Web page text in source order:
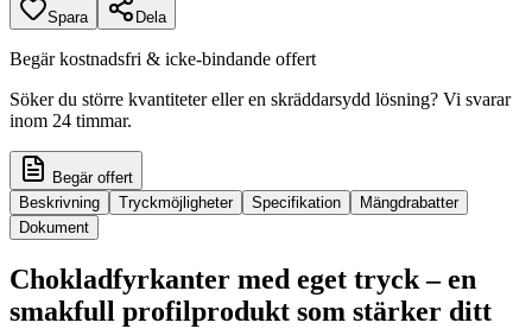
Spara Dela
Begär kostnadsfri & icke-bindande offert
Söker du större kvantiteter eller en skräddarsydd lösning? Vi svarar
inom 24 timmar.
Begär offert
Beskrivning
Tryckmöjligheter Specifikation
Mängdrabatter
Dokument
Chokladfyrkanter med eget tryck – en
smakfull profilprodukt som stärker ditt